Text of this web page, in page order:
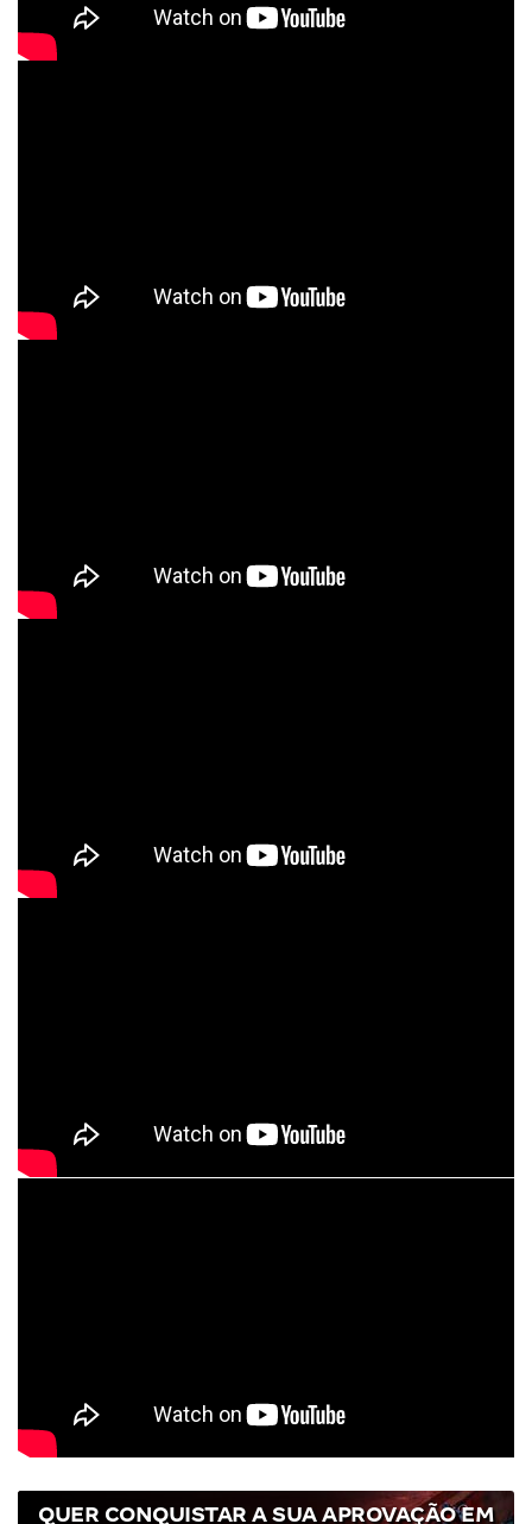
QUER CONQUISTAR A SUA APROVAÇÃO EM